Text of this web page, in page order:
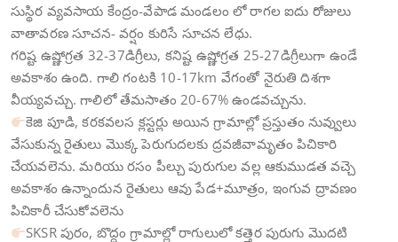
సుస్థిర వ్యవసాయ కేంద్రం-వేపాడ మండలం లో రాగల ఐదు రోజులు
వాతావరణ సూచన- వర్షం కురిసే సూచన లేధు.
గరిష్ట ఉష్ణోగ్రత 32-37డిగ్రీలు, కనిష్ట ఉష్ణోగ్రత 25-27డిగ్రీలుగా ఉండే
అవకాశం ఉంది. గాలి గంటకి 10-17km వేగంతో నైరుతి దిశగా
వీయ్యవచ్చు. గాలిలో తేమసాతం 20-67% ఉండవచ్చును.
కెజి పూడి, కరకవలస క్లస్టర్లు అయిన గ్రామాల్లో ప్రస్తుతం నువ్వులు
వేసుకున్న రైతులు మొక్క పెరుగుదలకు ద్రవజీవామృతం పిచికారి
చేయవలెను. మరియు రసం పీల్చు పురుగుల వల్ల ఆకుముడత వచ్చె
అవకాశం ఉన్నాందున రైతులు ఆవు పేడ+మూత్రం, ఇంగువ ద్రావణం
పిచికారీ చేసుకోవలెను
SKSR పురం, బొద్ధం గ్రామాల్లో రాగులులో కత్తెర పురుగు మొదటి